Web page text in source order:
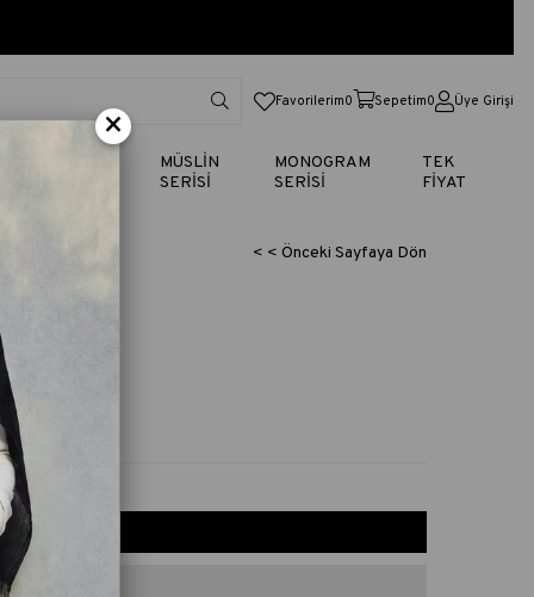
Favorilerim0 Sepetim0 Üye Girişi
MÜSLİN
SERİSİ
MONOGRAM
SERİSİ
TEK
FİYAT
< < Önceki Sayfaya Dön
EKLE
×